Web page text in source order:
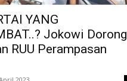
YANG
Jokowi Dorong
RUU Perampasan